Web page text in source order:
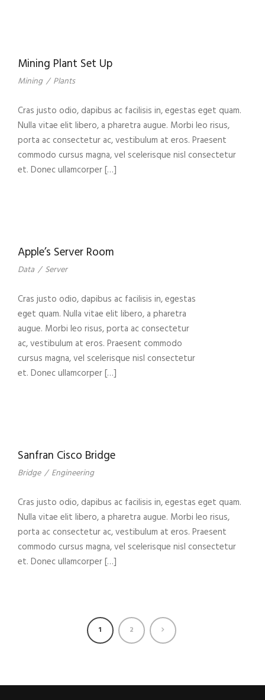
Mining Plant Set Up
Mining / Plants
Cras justo odio, dapibus ac facilisis in, egestas eget quam.
Nulla vitae elit libero, a pharetra augue. Morbi leo risus,
porta ac consectetur ac, vestibulum at eros. Praesent
commodo cursus magna, vel scelerisque nisl consectetur
et. Donec ullamcorper […]
Apple’s Server Room
Data / Server
Cras justo odio, dapibus ac facilisis in, egestas
eget quam. Nulla vitae elit libero, a pharetra
augue. Morbi leo risus, porta ac consectetur
ac, vestibulum at eros. Praesent commodo
cursus magna, vel scelerisque nisl consectetur
et. Donec ullamcorper […]
Sanfran Cisco Bridge
Bridge / Engineering
Cras justo odio, dapibus ac facilisis in, egestas eget quam.
Nulla vitae elit libero, a pharetra augue. Morbi leo risus,
porta ac consectetur ac, vestibulum at eros. Praesent
commodo cursus magna, vel scelerisque nisl consectetur
et. Donec ullamcorper […]
1 2